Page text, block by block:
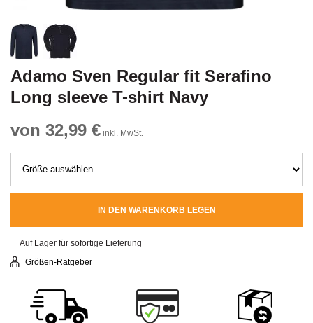
Adamo Sven Regular fit Serafino
Long sleeve T-shirt Navy
von 32,99 € inkl. MwSt.
IN DEN WARENKORB LEGEN
Auf Lager für sofortige Lieferung
Größen-Ratgeber